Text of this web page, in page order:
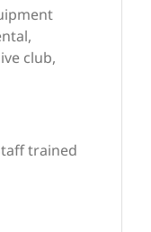
club,
trained